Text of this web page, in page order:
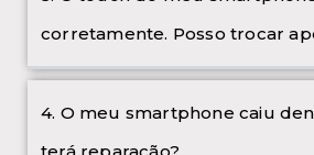
corretamente. Posso trocar
4. O meu smartphone caiu